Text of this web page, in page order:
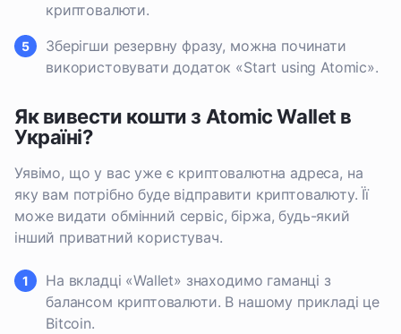
криптовалюти.
Зберігши резервну фразу, можна починати
використовувати додаток «Start using Atomic».
Як вивести кошти з Atomic Wallet в
Україні?
Уявімо, що у вас уже є криптовалютна адреса, на
яку вам потрібно буде відправити криптовалюту. Її
може видати обмінний сервіс, біржа, будь-який
інший приватний користувач.
На вкладці «Wallet» знаходимо гаманці з
балансом криптовалюти. В нашому прикладі це
Bitcoin.